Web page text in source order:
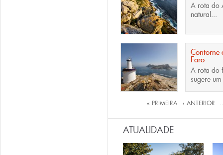
A rota do
natural ...
Contorne
Faro
A rota do
sugere um
« PRIMEIRA ‹ ANTERIOR
ATUALIDADE